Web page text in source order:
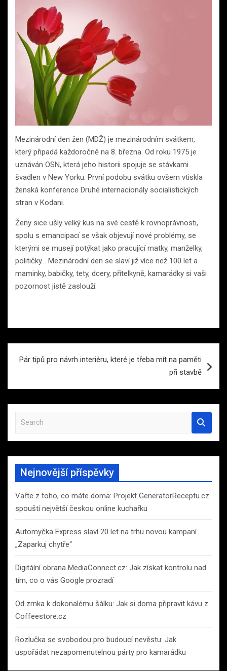
Mezinárodní den žen (MDŽ) je mezinárodním svátkem,
který připadá každoročně na 8. března. Od roku 1975 je
uznáván OSN, která jeho historii spojuje se stávkami
švadlen v New Yorku. První podobu svátku ovšem vtiskla
ženská konference Druhé internacionály socialistických
stran v Kodani.
Ženy sice ušly velký kus na své cestě k rovnoprávnosti,
spolu s emancipací se však objevují nové problémy, se
kterými se musejí potýkat jako pracující matky, manželky,
političky… Mezinárodní den se slaví již více než 100 let a
maminky, babičky, tety, dcery, přítelkyně, kamarádky si vaši
pozornost jistě zaslouží.
pro
Pár tipů pro návrh interiéru, které je třeba mít na paměti
při stavbě
a
r
h
Nejnovější příspěvky
Vařte z toho, co máte doma: Projekt GeneratorReceptu.cz
spouští největší českou online kuchařku
Automyčka Express slaví 20 let na trhu novou kampaní
„Zaparkuj chytře“
Digitální obrana MediaConnect.cz: Jak získat kontrolu nad
tím, co o vás Google prozradí
Od zrnka k dokonalému šálku: Jak si doma připravit kávu z
Coffeestore.cz
Rozlučka se svobodou pro budoucí nevěstu: Jak
uspořádat nezapomenutelnou párty pro kamarádku